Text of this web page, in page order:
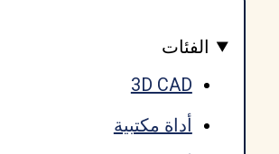
3D CAD
أداة مكتبية